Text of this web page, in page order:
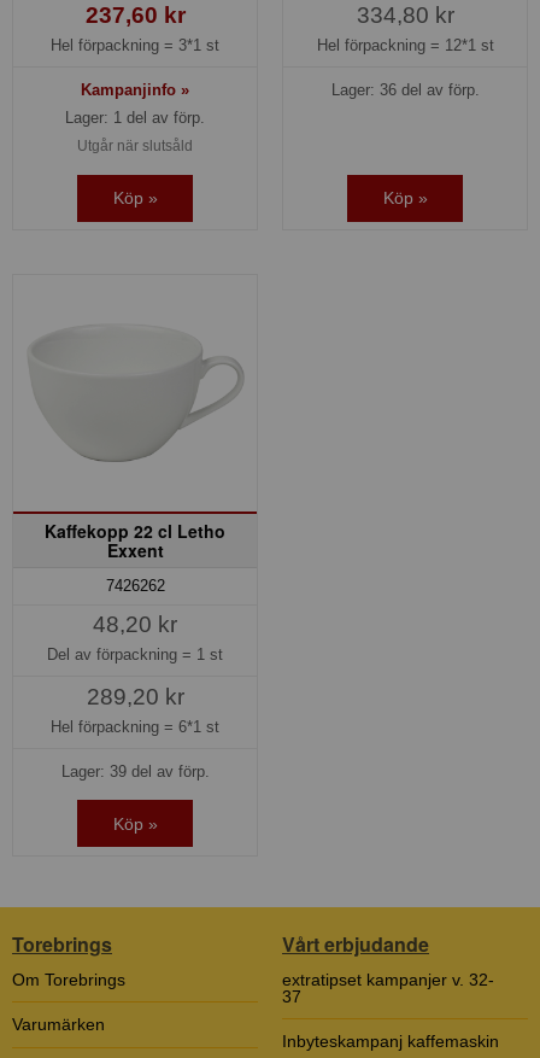
237,60 kr
Hel förpackning = 3*1 st
Kampanjinfo »
Lager: 1 del av förp.
Utgår när slutsåld
Köp »
334,80 kr
Hel förpackning = 12*1 st
Lager: 36 del av förp.
Köp »
Kaffekopp 22 cl Letho
Exxent
7426262
48,20 kr
Del av förpackning = 1 st
289,20 kr
Hel förpackning = 6*1 st
Lager: 39 del av förp.
Köp »
Torebrings
Om Torebrings
Varumärken
Vårt erbjudande
extratipset kampanjer v. 32-
37
Inbyteskampanj kaffemaskin